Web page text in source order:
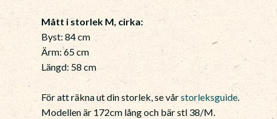
Mått i storlek M, cirka:
Byst: 84 cm
Ärm: 65 cm
Längd: 58 cm
För att räkna ut din storlek, se vårstorleksguide.
Modellen är 172cm lång och bär stl 38/M.